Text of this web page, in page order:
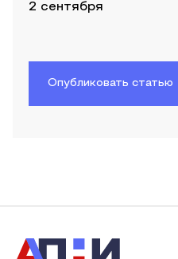
2 сентября
Опубликовать статью